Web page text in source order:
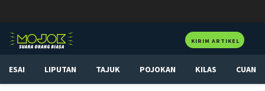
KIRIM ARTIKEL
ESAI LIPUTAN TAJUK POJOKAN KILAS CUAN